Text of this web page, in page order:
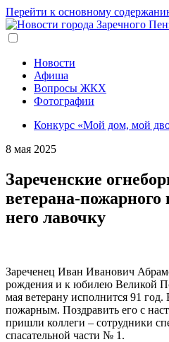
Перейти к основному
Новости
Афиша
Вопросы ЖКХ
Фотографии
Конкурс «Мой дом, мой
8 мая 2025
Зареченские
ветерана-пожарного
него лавочку
Зареченец Иван Иванович
рождения и к юбилею Великой
мая ветерану исполнится 91
пожарным. Поздравить его с
пришли коллеги – сотрудники
спасательной части № 1.